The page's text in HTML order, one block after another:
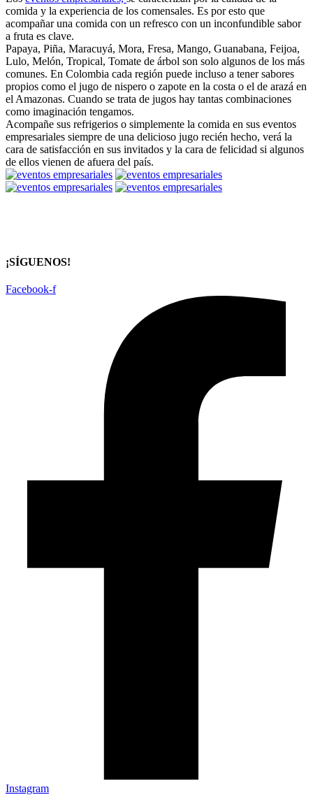
comida y la experiencia de los comensales. Es por esto que
acompañar una comida con un refresco con un inconfundible sabor
a fruta es clave.
Papaya, Piña, Maracuyá, Mora, Fresa, Mango, Guanabana, Feijoa,
Lulo, Melón, Tropical, Tomate de árbol son solo algunos de los más
comunes. En Colombia cada región puede incluso a tener sabores
propios como el jugo de nispero o zapote en la costa o el de arazá en
el Amazonas. Cuando se trata de jugos hay tantas combinaciones
como imaginación tengamos.
Acompañe sus refrigerios o simplemente la comida en sus eventos
empresariales siempre de una delicioso jugo recién hecho, verá la
cara de satisfacción en sus invitados y la cara de felicidad si algunos
de ellos vienen de afuera del país.
¡SÍGUENOS!
Facebook-f
Instagram